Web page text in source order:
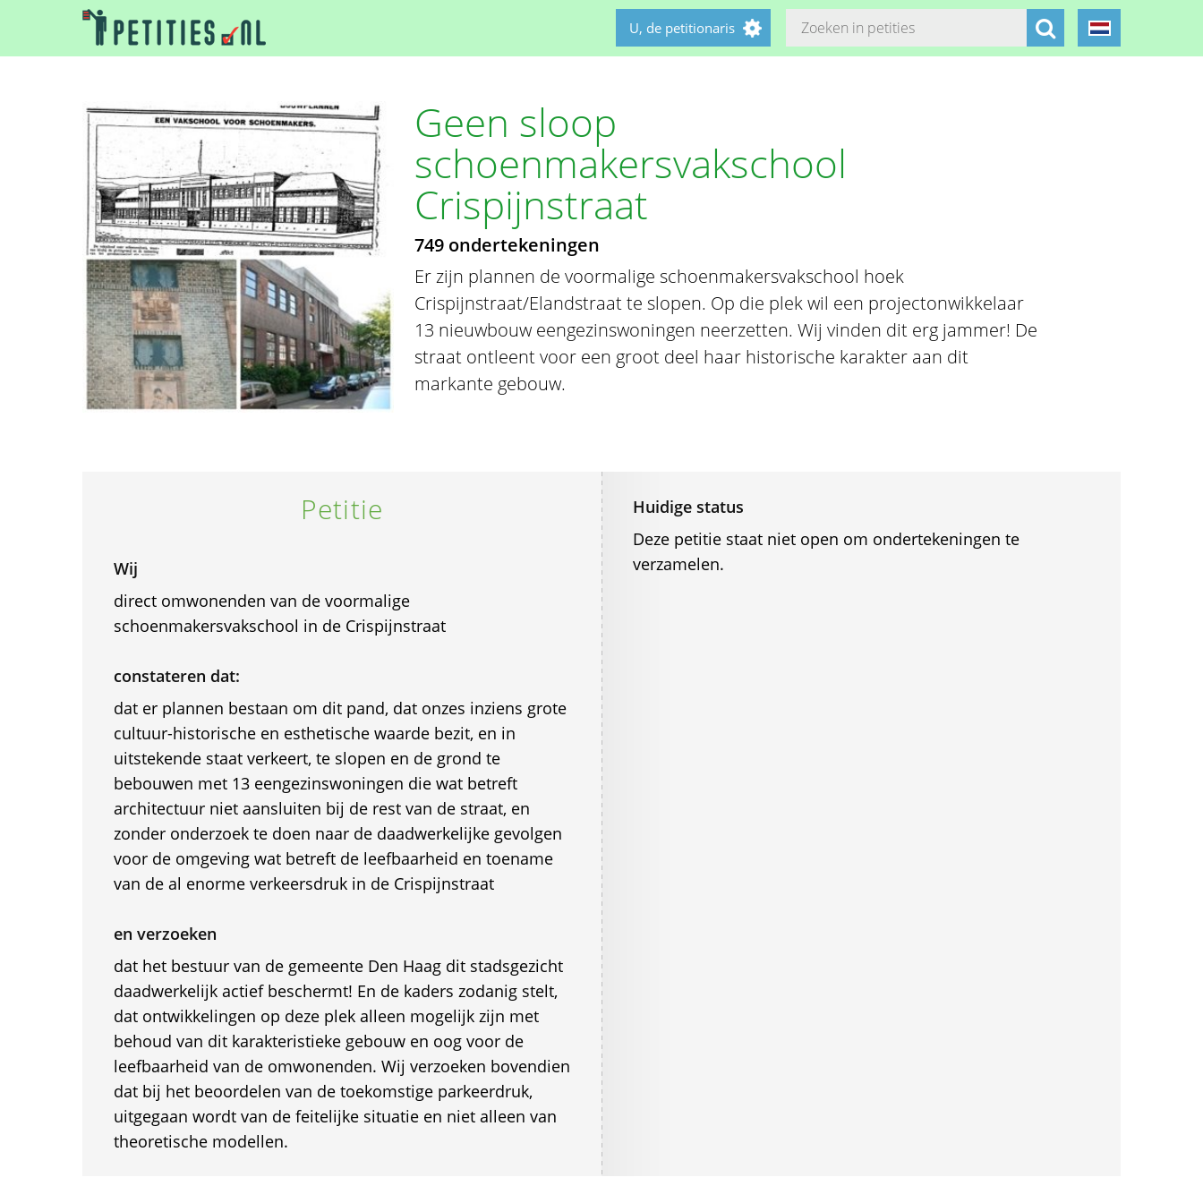
U, de petitionaris
Geen sloop
schoenmakersvakschool
Crispijnstraat
749 ondertekeningen
Er zijn plannen de voormalige schoenmakersvakschool hoek
Crispijnstraat/Elandstraat te slopen. Op die plek wil een projectonwikkelaar
13 nieuwbouw eengezinswoningen neerzetten. Wij vinden dit erg jammer! De
straat ontleent voor een groot deel haar historische karakter aan dit
markante gebouw.
Petitie
Wij
direct omwonenden van de voormalige
schoenmakersvakschool in de Crispijnstraat
constateren dat:
dat er plannen bestaan om dit pand, dat onzes inziens grote
cultuur-historische en esthetische waarde bezit, en in
uitstekende staat verkeert, te slopen en de grond te
bebouwen met 13 eengezinswoningen die wat betreft
architectuur niet aansluiten bij de rest van de straat, en
zonder onderzoek te doen naar de daadwerkelijke gevolgen
voor de omgeving wat betreft de leefbaarheid en toename
van de al enorme verkeersdruk in de Crispijnstraat
en verzoeken
dat het bestuur van de gemeente Den Haag dit stadsgezicht
daadwerkelijk actief beschermt! En de kaders zodanig stelt,
dat ontwikkelingen op deze plek alleen mogelijk zijn met
behoud van dit karakteristieke gebouw en oog voor de
leefbaarheid van de omwonenden. Wij verzoeken bovendien
dat bij het beoordelen van de toekomstige parkeerdruk,
uitgegaan wordt van de feitelijke situatie en niet alleen van
theoretische modellen.
Huidige status
Deze petitie staat niet open om ondertekeningen te
verzamelen.